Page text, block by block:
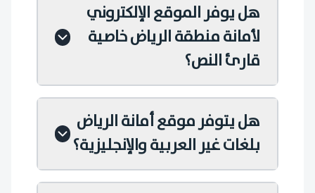
هل يوفر الموقع الإلكتروني
لأمانة منطقة الرياض خاصية
قارئ النص؟
هل يتوفر موقع أمانة الرياض
بلغات غير العربية والإنجليزية؟